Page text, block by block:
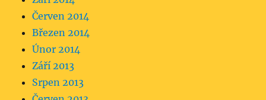
Červen 2014
Březen 2014
Únor 2014
Září 2013
Srpen 2013